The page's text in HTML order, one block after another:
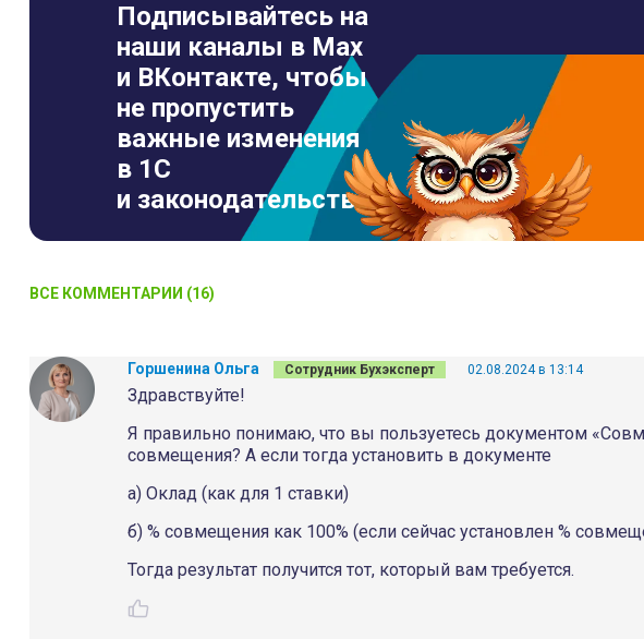
Подписывайтесь на
наши каналы в Max
и ВКонтакте, чтобы
не пропустить
важные изменения
в 1С
и законодательстве
ВСЕ КОММЕНТАРИИ (16)
Горшенина Ольга Сотрудник Бухэксперт 02.08.2024 в 13:14
Здравствуйте!
Я правильно понимаю, что вы пользуетесь документом
совмещения? А если тогда установить в документе
а) Оклад (как для 1 ставки)
б) % совмещения как 100% (если сейчас установлен %
Тогда результат получится тот, который вам требуется.